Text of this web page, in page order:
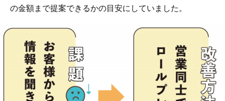
の金額まで提案できるかの目安にしていました。